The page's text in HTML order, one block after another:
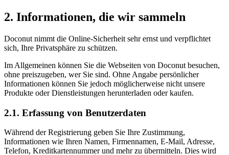
2. Informationen, die wir sammeln
Doconut nimmt die Online-Sicherheit sehr ernst und verpflichtet
sich, Ihre Privatsphäre zu schützen.
Im Allgemeinen können Sie die Webseiten von Doconut besuchen,
ohne preiszugeben, wer Sie sind. Ohne Angabe persönlicher
Informationen können Sie jedoch möglicherweise nicht unsere
Produkte oder Dienstleistungen herunterladen oder kaufen.
2.1. Erfassung von Benutzerdaten
Während der Registrierung geben Sie Ihre Zustimmung,
Informationen wie Ihren Namen, Firmennamen, E‑Mail, Adresse,
Telefon, Kreditkartennummer und mehr zu übermitteln. Dies wird